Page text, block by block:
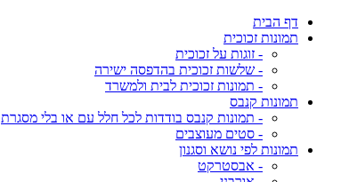
דף הבית
תמונות זכוכית
- זוגות על זכוכית
- שלשות זכוכית בהדפסה ישירה
- תמונות זכוכית לבית ולמשרד
תמונות קנבס
- תמונות קנבס בודדות לכל חלל עם או בלי מסגרת
- סטים מעוצבים
תמונות לפי נושא וסגנון
- אבסטרקט